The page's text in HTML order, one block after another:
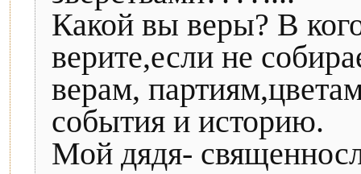
Какой вы веры? В
верите,если не
верам,
события и историю.
Мой дядя-